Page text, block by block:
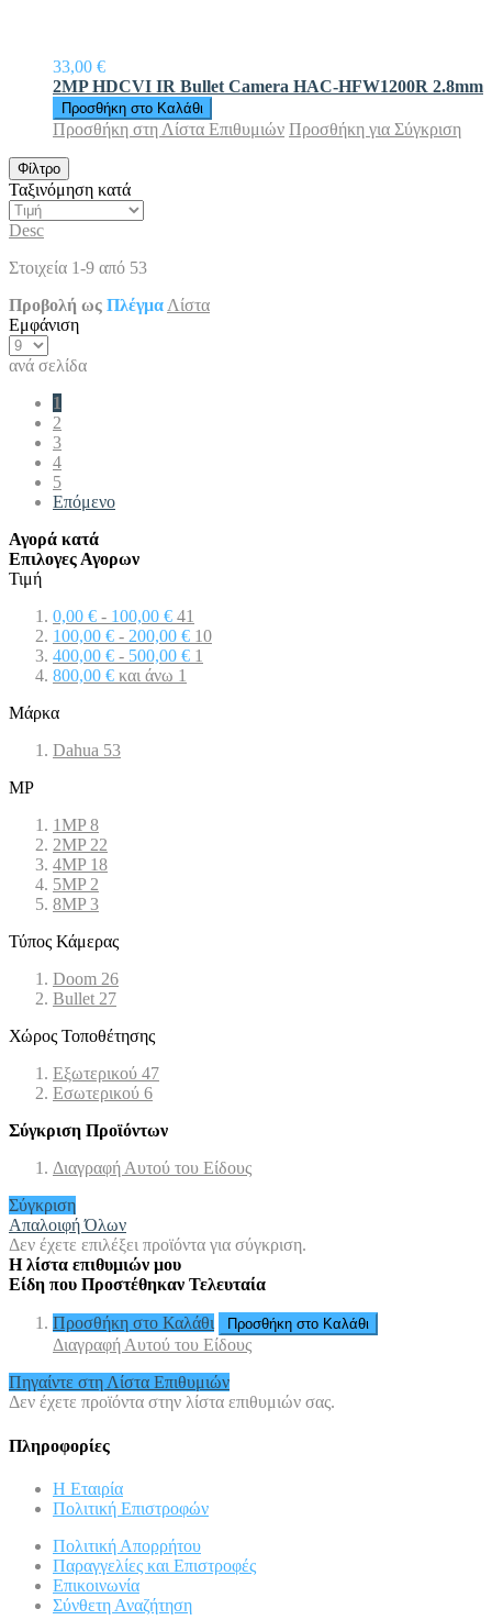
33,00 €
2MP HDCVI IR Bullet Camera HAC-HFW1200R 2.8mm
Προσθήκη στο Καλάθι
Προσθήκη στη Λίστα Επιθυμιών Προσθήκη για Σύγκριση
Φίλτρο
Ταξινόμηση κατά
Desc
Στοιχεία 1-9 από 53
Προβολή ως Πλέγμα Λίστα
Εμφάνιση
ανά σελίδα
1
2
3
4
5
Επόμενο
Αγορά κατά
Επιλογες Αγορων
Τιμή
0,00 € - 100,00 € 41
100,00 € - 200,00 € 10
400,00 € - 500,00 € 1
800,00 € και άνω 1
Μάρκα
Dahua 53
MP
1MP 8
2MP 22
4MP 18
5MP 2
8MP 3
Τύπος Κάμερας
Doom 26
Bullet 27
Χώρος Τοποθέτησης
Εξωτερικού 47
Εσωτερικού 6
Σύγκριση Προϊόντων
Διαγραφή Αυτού του Είδους
Σύγκριση
Απαλοιφή Όλων
Δεν έχετε επιλέξει προϊόντα για σύγκριση.
Η λίστα επιθυμιών μου
Είδη που Προστέθηκαν Τελευταία
Προσθήκη στο Καλάθι Προσθήκη στο Καλάθι
Διαγραφή Αυτού του Είδους
Πηγαίντε στη Λίστα Επιθυμιών
Δεν έχετε προϊόντα στην λίστα επιθυμιών σας.
Πληροφορίες
Η Εταιρία
Πολιτική Επιστροφών
Πολιτική Απορρήτου
Παραγγελίες και Επιστροφές
Επικοινωνία
Σύνθετη Αναζήτηση